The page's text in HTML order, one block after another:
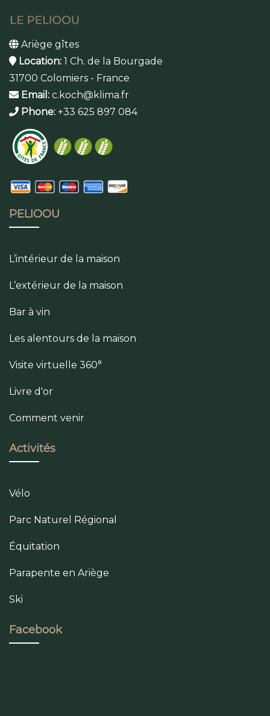
Ariège gîtes
Location: 1 Ch. de la Bourgade
31700 Colomiers - France
Email: c.koch@klima.fr
Phone: +33 625 897 084
PELIOOU
L’intérieur de la maison
L’extérieur de la maison
Bar à vin
Les alentours de la maison
Visite virtuelle 360°
Livre d'or
Comment venir
Activités
Vélo
Parc Naturel Régional
Équitation
Parapente en Ariège
Ski
Facebook